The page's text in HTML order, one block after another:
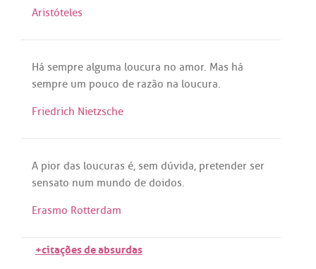
Aristóteles
Há sempre alguma loucura no amor. Mas há
sempre um pouco de razão na loucura.
Friedrich Nietzsche
A pior das loucuras é, sem dúvida, pretender ser
sensato num mundo de doidos.
Erasmo Rotterdam
+citações de absurdas